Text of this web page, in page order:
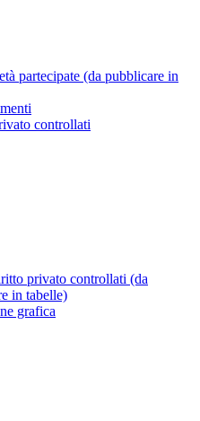
partecipate (da pubblicare in
controllati
privato controllati (da
in tabelle)
grafica